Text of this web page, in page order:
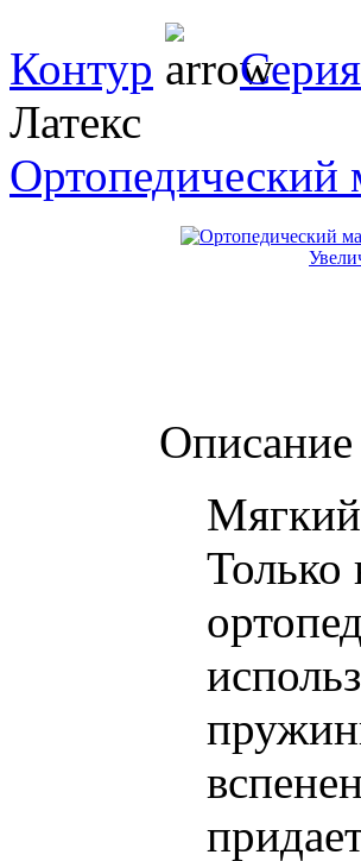
Контур
Латекс
Ортопедический
Описание
Только